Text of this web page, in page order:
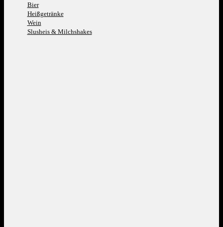
Bier
Heißgetränke
Wein
Slusheis & Milchshakes